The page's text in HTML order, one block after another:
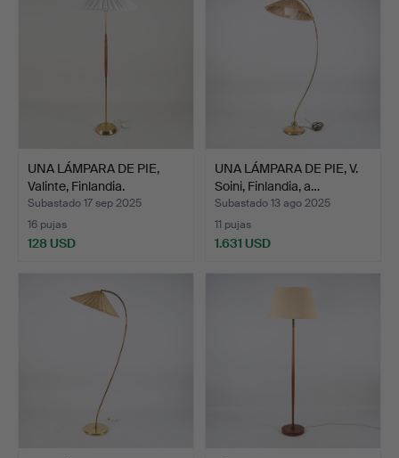
UNA LÁMPARA DE PIE,
Valinte, Finlandia.
Subastado 17 sep 2025
16 pujas
128 USD
UNA LÁMPARA DE PIE, V.
Soini, Finlandia, a…
Subastado 13 ago 2025
11 pujas
1.631 USD